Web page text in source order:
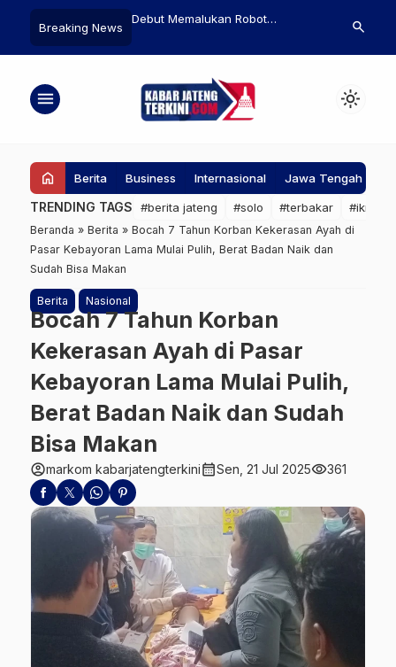
Breaking News
Pertama Rusia,
Tersungkur di Atas
Tekan Open Dumping, 2 Daerah
Pengelolaan Sampah Berbasis
7 Fakta
Asem Buto
search
menu light_mode
home Berita Business Internasional Jawa Tengah
TRENDING TAGS #berita jateng #solo #terbakar #ikn
Beranda » Berita » Bocah 7 Tahun Korban Kekerasan Ayah di
Pasar Kebayoran Lama Mulai Pulih, Berat Badan Naik dan
Sudah Bisa Makan
Berita Nasional
Bocah 7 Tahun Korban
Kekerasan Ayah di Pasar
Kebayoran Lama Mulai Pulih,
Berat Badan Naik dan Sudah
Bisa Makan
account_circlemarkom kabarjatengterkinicalendar_monthSen, 21 Jul 2025visibility361